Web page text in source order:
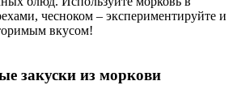
чесноком – экспериментируйте и
вкусом!
закуски из моркови